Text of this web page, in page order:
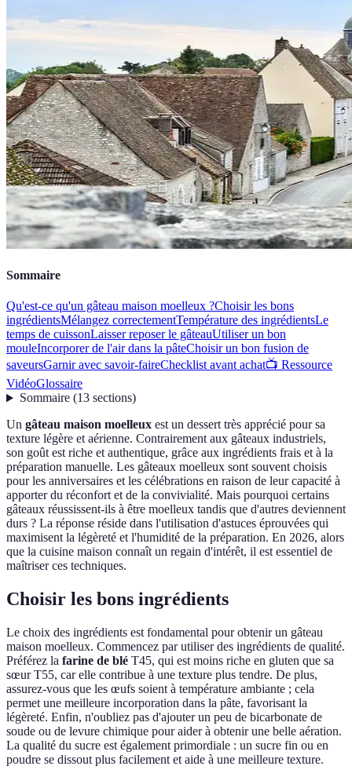
Sommaire
Qu'est-ce qu'un gâteau maison moelleux ?Choisir les bons
ingrédientsMélangez correctementTempérature des ingrédientsLe
temps de cuissonLaisser reposer le gâteauUtiliser un bon
mouleIncorporer de l'air dans la pâteChoisir un bon fusion de
saveursGarnir avec savoir-faireChecklist avant achat📺 Ressource
VidéoGlossaire
Sommaire(13 sections)
Un gâteau maison moelleux est un dessert très apprécié pour sa
texture légère et aérienne. Contrairement aux gâteaux industriels,
son goût est riche et authentique, grâce aux ingrédients frais et à la
préparation manuelle. Les gâteaux moelleux sont souvent choisis
pour les anniversaires et les célébrations en raison de leur capacité à
apporter du réconfort et de la convivialité. Mais pourquoi certains
gâteaux réussissent-ils à être moelleux tandis que d'autres deviennent
durs ? La réponse réside dans l'utilisation d'astuces éprouvées qui
maximisent la légèreté et l'humidité de la préparation. En 2026, alors
que la cuisine maison connaît un regain d'intérêt, il est essentiel de
maîtriser ces techniques.
Choisir les bons ingrédients
Le choix des ingrédients est fondamental pour obtenir un gâteau
maison moelleux. Commencez par utiliser des ingrédients de qualité.
Préférez la farine de blé T45, qui est moins riche en gluten que sa
sœur T55, car elle contribue à une texture plus tendre. De plus,
assurez-vous que les œufs soient à température ambiante ; cela
permet une meilleure incorporation dans la pâte, favorisant la
légèreté. Enfin, n'oubliez pas d'ajouter un peu de bicarbonate de
soude ou de levure chimique pour aider à obtenir une belle aération.
La qualité du sucre est également primordiale : un sucre fin ou en
poudre se dissout plus facilement et aide à une meilleure texture.